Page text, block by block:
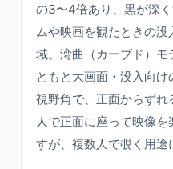
の3〜4倍あり、黒が深
ムや映画を観たときの
域。湾曲（カーブド）モ
ともと大画面・没入向
視野角で、正面からず
人で正面に座って映像
すが、複数人で覗く用途